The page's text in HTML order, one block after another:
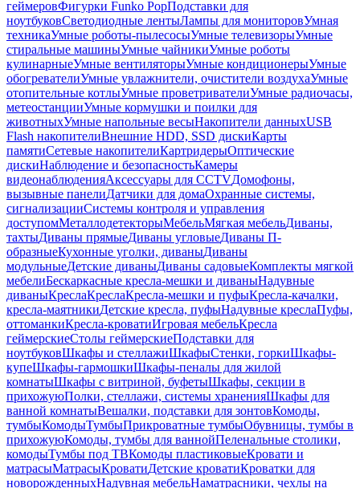
геймеровФигурки Funko PopПодставки для
ноутбуковСветодиодные лентыЛампы для мониторовУмная
техникаУмные роботы-пылесосыУмные телевизорыУмные
стиральные машиныУмные чайникиУмные роботы
кулинарныеУмные вентиляторыУмные кондиционерыУмные
обогревателиУмные увлажнители, очистители воздухаУмные
отопительные котлыУмные проветривателиУмные радиочасы,
метеостанцииУмные кормушки и поилки для
животныхУмные напольные весыНакопители данныхUSB
Flash накопителиВнешние HDD, SSD дискиКарты
памятиСетевые накопителиКартридерыОптические
дискиНаблюдение и безопасностьКамеры
видеонаблюденияАксессуары для CCTVДомофоны,
вызывные панелиДатчики для домаОхранные системы,
сигнализацииСистемы контроля и управления
доступомМеталлодетекторыМебельМягкая мебельДиваны,
тахтыДиваны прямыеДиваны угловыеДиваны П-
образныеКухонные уголки, диваныДиваны
модульныеДетские диваныДиваны садовыеКомплекты мягкой
мебелиБескаркасные кресла-мешки и диваныНадувные
диваныКреслаКреслаКресла-мешки и пуфыКресла-качалки,
кресла-маятникиДетские кресла, пуфыНадувные креслаПуфы,
оттоманкиКресла-кроватиИгровая мебельКресла
геймерскиеСтолы геймерскиеПодставки для
ноутбуковШкафы и стеллажиШкафыСтенки, горкиШкафы-
купеШкафы-гармошкиШкафы-пеналы для жилой
комнатыШкафы с витриной, буфетыШкафы, секции в
прихожуюПолки, стеллажи, системы храненияШкафы для
ванной комнатыВешалки, подставки для зонтовКомоды,
тумбыКомодыТумбыПрикроватные тумбыОбувницы, тумбы в
прихожуюКомоды, тумбы для ваннойПеленальные столики,
комодыТумбы под ТВКомоды пластиковыеКровати и
матрасыМатрасыКроватиДетские кроватиКроватки для
новорожденныхНадувная мебельНаматрасники, чехлы на